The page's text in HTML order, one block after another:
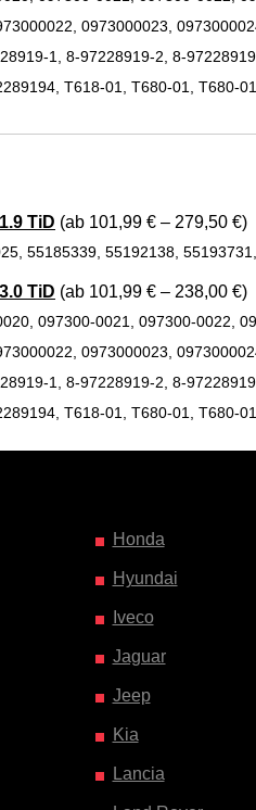
0973000023,
1, 8-97228919-2, 8-
T618-01, T680-01, T680-
TiD (ab 101,99 € – 279,50 €)
55185339, 55192138,
TiD (ab 101,99 € – 238,00 €)
097300-0021, 097300-0022,
0973000023,
1, 8-97228919-2, 8-
T618-01, T680-01, T680-
Honda
Hyundai
Iveco
Jaguar
Jeep
Kia
Lancia